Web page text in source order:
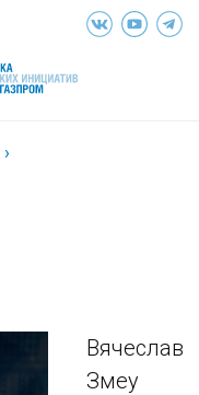
Вячеслав
Змеу